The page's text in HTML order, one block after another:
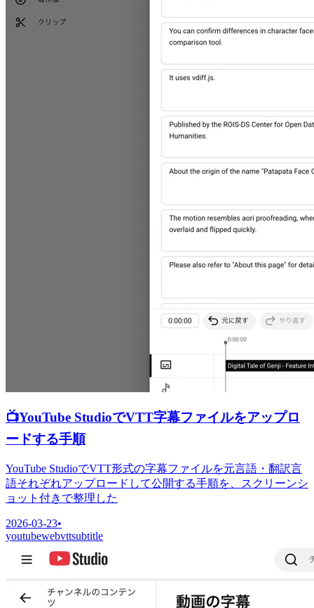
📺YouTube StudioでVTT字幕ファイルをアップロ
ードする手順
YouTube StudioでVTT形式の字幕ファイルを元言語・翻訳言
語それぞれアップロードして公開する手順を、スクリーンシ
ョット付きで整理した
2026-03-23•
youtubewebvttsubtitle